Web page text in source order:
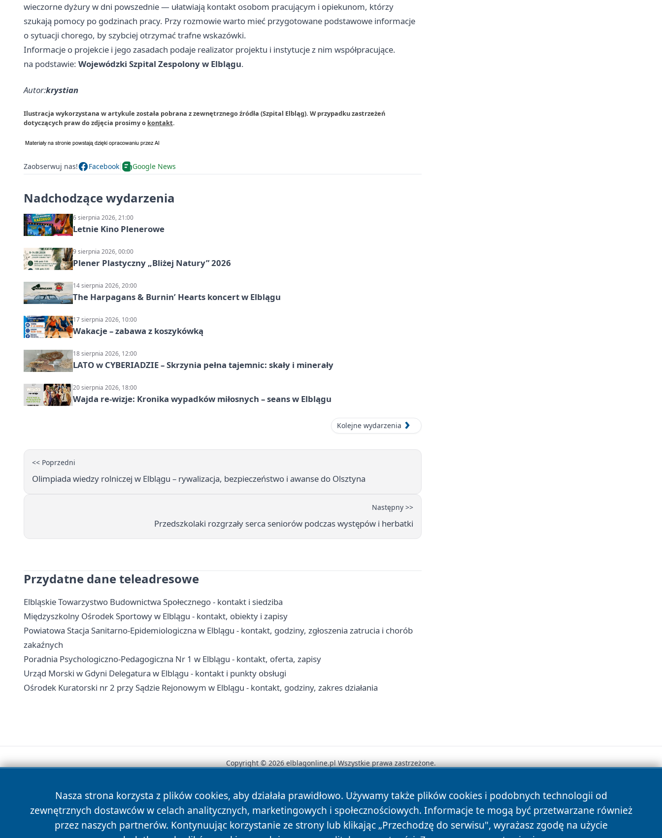
wieczorne dyżury w dni powszednie — ułatwiają kontakt osobom pracującym i opiekunom, którzy
szukają pomocy po godzinach pracy. Przy rozmowie warto mieć przygotowane podstawowe informacje
o sytuacji chorego, by szybciej otrzymać trafne wskazówki.
Informacje o projekcie i jego zasadach podaje realizator projektu i instytucje z nim współpracujące.
na podstawie: Wojewódzki Szpital Zespolony w Elblągu.
Autor:krystian
Ilustracja wykorzystana w artykule została pobrana z zewnętrznego źródła (Szpital Elbląg). W przypadku zastrzeżeń
dotyczących praw do zdjęcia prosimy o kontakt.
Zaobserwuj nas! Facebook Google News
Nadchodzące wydarzenia
6 sierpnia 2026, 21:00
Letnie Kino Plenerowe
9 sierpnia 2026, 00:00
Plener Plastyczny „Bliżej Natury” 2026
14 sierpnia 2026, 20:00
The Harpagans & Burnin’ Hearts koncert w Elblągu
17 sierpnia 2026, 10:00
Wakacje – zabawa z koszykówką
18 sierpnia 2026, 12:00
LATO w CYBERIADZIE – Skrzynia pełna tajemnic: skały i minerały
20 sierpnia 2026, 18:00
Wajda re-wizje: Kronika wypadków miłosnych – seans w Elblągu
Kolejne wydarzenia
<< Poprzedni
Olimpiada wiedzy rolniczej w Elblągu – rywalizacja, bezpieczeństwo i awanse do Olsztyna
Następny >>
Przedszkolaki rozgrzały serca seniorów podczas występów i herbatki
Przydatne dane teleadresowe
Elbląskie Towarzystwo Budownictwa Społecznego - kontakt i siedziba
Międzyszkolny Ośrodek Sportowy w Elblągu - kontakt, obiekty i zapisy
Powiatowa Stacja Sanitarno-Epidemiologiczna w Elblągu - kontakt, godziny, zgłoszenia zatrucia i chorób
zakaźnych
Poradnia Psychologiczno-Pedagogiczna Nr 1 w Elblągu - kontakt, oferta, zapisy
Urząd Morski w Gdyni Delegatura w Elblągu - kontakt i punkty obsługi
Ośrodek Kuratorski nr 2 przy Sądzie Rejonowym w Elblągu - kontakt, godziny, zakres działania
Nasza strona korzysta z plików cookies, aby działała prawidłowo. Używamy także plików cookies i podobnych technologii od
zewnętrznych dostawców w celach analitycznych, marketingowych i społecznościowych. Informacje te mogą być przetwarzane również
przez naszych partnerów. Kontynuując korzystanie ze strony lub klikając „Przechodzę do serwisu", wyrażasz zgodę na użycie
Copyright © 2026 elblagonline.pl Wszystkie prawa zastrzeżone.
News Autorzy Polityka Prywatności Polityka Cookies